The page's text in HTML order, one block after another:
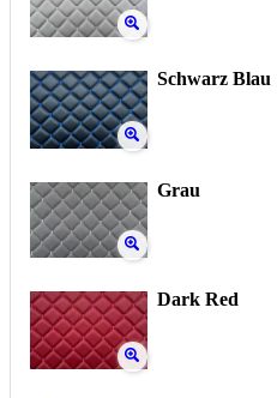
Schwarz Blau
Grau
Dark Red